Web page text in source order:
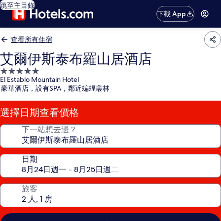
跳至主目錄
下載 App
查看所有住宿
艾爾伊斯泰布羅山居酒店
5.0
星
級
住
宿
El Establo Mountain Hotel
豪華酒店，設有SPA，鄰近蝙蝠叢林
選擇日期查看價格
下一站想去邊？
日期
旅客